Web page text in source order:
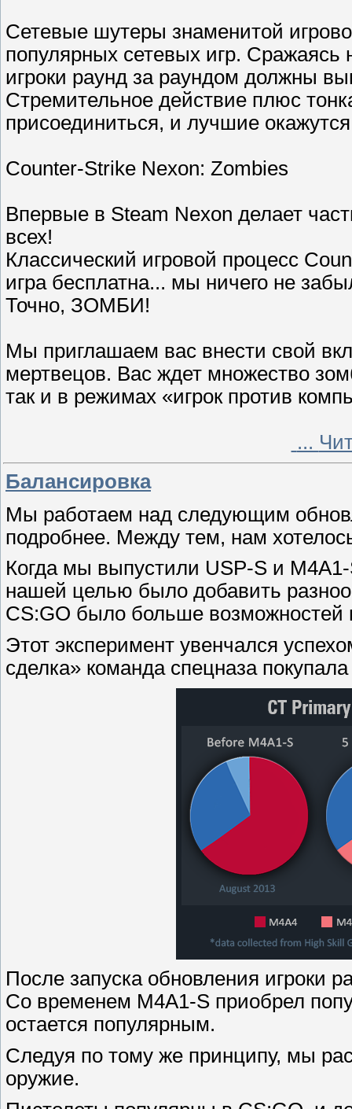
Сетевые шутеры знаменитой
популярных сетевых игр. Сражаясь
игроки раунд за раундом должны
Стремительное действие плюс
присоединиться, и лучшие
Counter-Strike Nexon: Zombies
Впервые в Steam Nexon делает
всех!
Классический игровой процесс
игра бесплатна... мы ничего не
Точно, ЗОМБИ!
Мы приглашаем вас внести свой
мертвецов. Вас ждет множество
так и в режимах «игрок против
...
Балансировка
Мы работаем над следующим
подробнее. Между тем, нам
Когда мы выпустили USP-S и
нашей целью было добавить
CS:GO было больше возможностей
Этот эксперимент увенчался
сделка» команда спецназа
После запуска обновления игроки
Со временем M4A1-S приобрел
остается популярным.
Следуя по тому же принципу, мы
оружие.